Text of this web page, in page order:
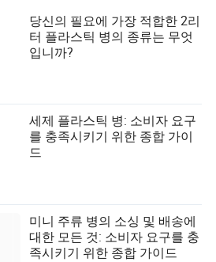
당신의 필요에 가장 적합한 2리
터 플라스틱 병의 종류는 무엇
입니까?
세제 플라스틱 병: 소비자 요구
를 충족시키기 위한 종합 가이
드
미니 주류 병의 소싱 및 배송에
대한 모든 것: 소비자 요구를 충
족시키기 위한 종합 가이드